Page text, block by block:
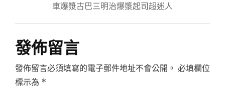
車爆漿古巴三明治爆漿起司超迷人
發佈留言
發佈留言必須填寫的電子郵件地址不會公開。 必填欄位
標示為 *